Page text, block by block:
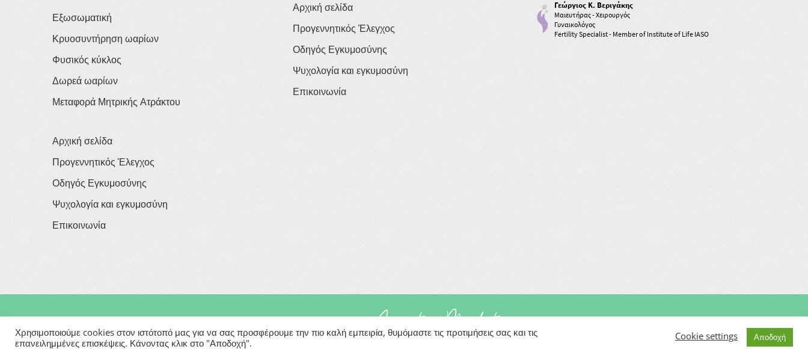
Εξωσωματική
Κρυοσυντήρηση ωαρίων
Φυσικός κύκλος
Δωρεά ωαρίων
Μεταφορά Μητρικής Ατράκτου
Αρχική σελίδα
Προγεννητικός Έλεγχος
Οδηγός Εγκυμοσύνης
Ψυχολογία και εγκυμοσύνη
Επικοινωνία
Αρχική σελίδα
Προγεννητικός Έλεγχος
Οδηγός Εγκυμοσύνης
Ψυχολογία και εγκυμοσύνη
Επικοινωνία
Χρησιμοποιούμε cookies στον ιστότοπό μας για να σας προσφέρουμε την πιο καλή εμπειρία, θυμόμαστε τις προτιμήσεις σας και τις
επανειλημμένες επισκέψεις. Κάνοντας κλικ στο "Αποδοχή".
Cookie settings Αποδοχή